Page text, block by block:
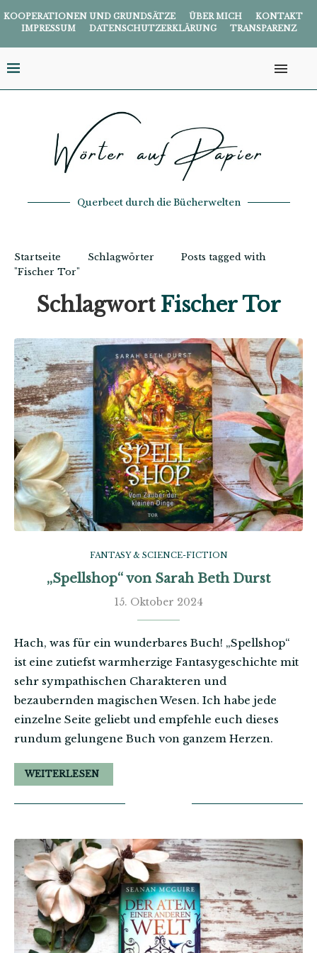
KOOPERATIONEN UND GRUNDSÄTZE ÜBER MICH
KONTAKT
IMPRESSUM
DATENSCHUTZERKLÄRUNG TRANSPARENZ
Querbeet durch die Bücherwelten
Startseite Schlagwörter
Posts tagged with
"Fischer Tor"
Schlagwort Fischer Tor
FANTASY & SCIENCE-FICTION
„Spellshop“ von Sarah Beth Durst
15. Oktober 2024
Hach, was für ein wunderbares Buch! „Spellshop“
ist eine zutiefst warmherzige Fantasygeschichte mit
sehr sympathischen Charakteren und
bezaubernden magischen Wesen. Ich habe jede
einzelne Seite geliebt und empfehle euch dieses
rundum gelungene Buch von ganzem Herzen.
WEITERLESEN